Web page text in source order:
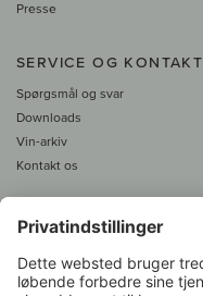
Presse
SERVICE OG KONTAKT
Spørgsmål og svar
Downloads
Vin-arkiv
Kontakt os